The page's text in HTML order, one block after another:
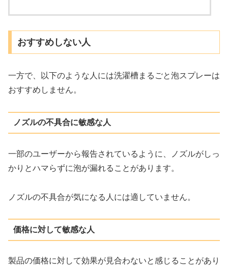
おすすめしない人
一方で、以下のような人には洗濯槽まるごと泡スプレーは
おすすめしません。
ノズルの不具合に敏感な人
一部のユーザーから報告されているように、ノズルがしっ
かりとハマらずに泡が漏れることがあります。
ノズルの不具合が気になる人には適していません。
価格に対して敏感な人
製品の価格に対して効果が見合わないと感じることがあり